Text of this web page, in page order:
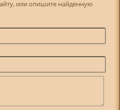
или опишите найденную